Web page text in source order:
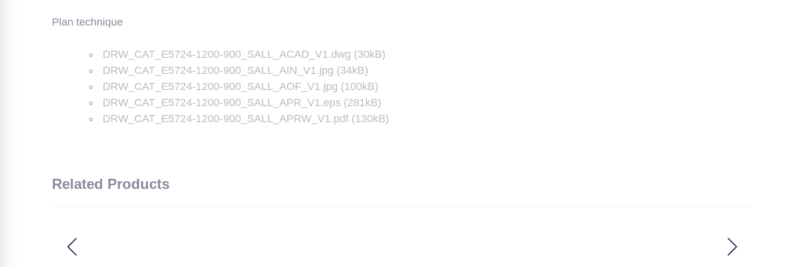
Plan technique
DRW_CAT_E5724-1200-900_SALL_ACAD_V1.dwg (30kB)
DRW_CAT_E5724-1200-900_SALL_AIN_V1.jpg (34kB)
DRW_CAT_E5724-1200-900_SALL_AOF_V1.jpg (100kB)
DRW_CAT_E5724-1200-900_SALL_APR_V1.eps (281kB)
DRW_CAT_E5724-1200-900_SALL_APRW_V1.pdf (130kB)
Related Products